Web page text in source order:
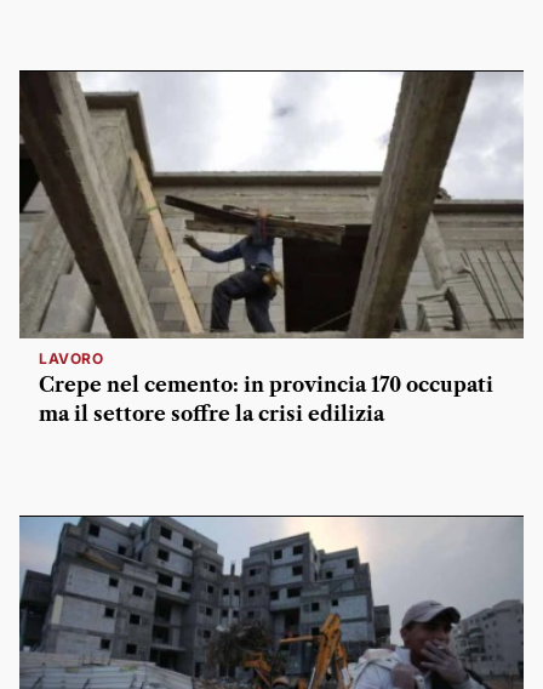
LAVORO
Crepe nel cemento: in provincia 170 occupati
ma il settore soffre la crisi edilizia